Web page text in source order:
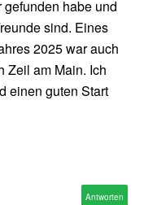
habe und
sind. Eines
2025 war auch
Zeil am Main. Ich
einen guten Start
Antworten